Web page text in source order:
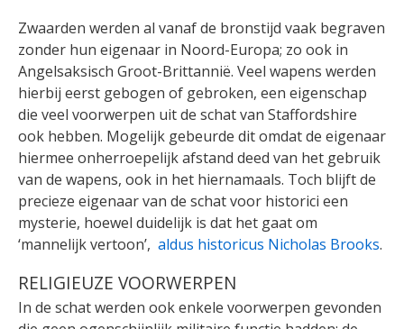
Zwaarden werden al vanaf de bronstijd vaak begraven
zonder hun eigenaar in Noord-Europa; zo ook in
Angelsaksisch Groot-Brittannië. Veel wapens werden
hierbij eerst gebogen of gebroken, een eigenschap
die veel voorwerpen uit de schat van Staffordshire
ook hebben. Mogelijk gebeurde dit omdat de eigenaar
hiermee onherroepelijk afstand deed van het gebruik
van de wapens, ook in het hiernamaals. Toch blijft de
precieze eigenaar van de schat voor historici een
mysterie, hoewel duidelijk is dat het gaat om
‘mannelijk vertoon’, aldus historicus Nicholas Brooks.
RELIGIEUZE VOORWERPEN
In de schat werden ook enkele voorwerpen gevonden